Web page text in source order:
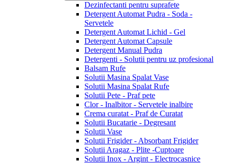
Dezinfectanti pentru suprafete
Detergent Automat Pudra - Soda -
Servetele
Detergent Automat Lichid - Gel
Detergent Automat Capsule
Detergent Manual Pudra
Detergenti - Solutii pentru uz profesional
Balsam Rufe
Solutii Masina Spalat Vase
Solutii Masina Spalat Rufe
Solutii Pete - Praf pete
Clor - Inalbitor - Servetele inalbire
Crema curatat - Praf de Curatat
Solutii Bucatarie - Degresant
Solutii Vase
Solutii Frigider - Absorbant Frigider
Solutii Aragaz - Plite -Cuptoare
Solutii Inox - Argint - Electrocasnice